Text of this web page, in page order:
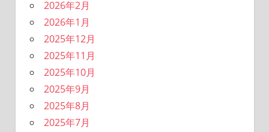
2026年2月
2026年1月
2025年12月
2025年11月
2025年10月
2025年9月
2025年8月
2025年7月